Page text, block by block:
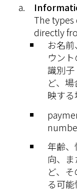
The
directly
お名
ウン
識別
ど、
映する
年齢
向、
ど、
る可能